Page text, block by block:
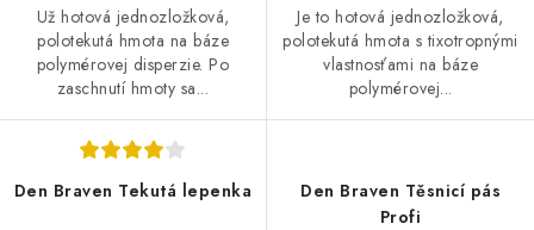
Už hotová jednozložková,
polotekutá hmota na báze
polymérovej disperzie. Po
zaschnutí hmoty sa...
Je to hotová jednozložková,
polotekutá hmota s tixotropnými
vlastnosťami na báze
polymérovej...
Den Braven Tekutá lepenka
Den Braven Těsnicí pás
Profi